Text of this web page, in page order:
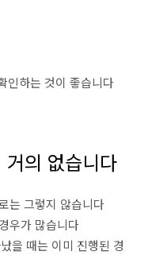
인하는 것이 좋습니다
의 없습니다
는 그렇지 않습니다
우가 많습니다
을 때는 이미 진행된 경